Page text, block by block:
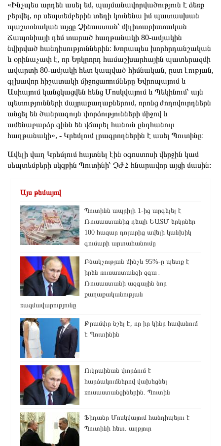
«Ինչպես արդեն ասել եմ, պայմանավորվածություն է ձեռք
բերվել, որ սեպտեմբերին տեղի կունենա իմ պատասխան
պաշտոնական այցը Չինաստան՝ միլիտարիստական
Ճապոնիայի դեմ տարած հաղթանակի 80-ամյակին
նվիրված հանդիսություններին։ Խորապես խորհրդանշական
և օրինաչափ է, որ Երկրորդ համաշխարհային պատերազմի
ավարտի 80-ամյակի հետ կապված հիմնական, ըստ էության,
գլխավոր հիշատակի միջոցառումները Եվրոպայում և
Ասիայում կանցկացվեն հենց Մոսկվայում և Պեկինում՝ այն
պետությունների մայրաքաղաքներում, որոնց ժողովուրդներն
անցել են ծանրագույն փորձությունների միջով և
ամենաբարձր գինն են վճարել հանուն ընդհանուր
հաղթանակի», - Կրեմլում լրագրողներին է ասել Պուտինը։
Ավելի վաղ Կրեմլում հայտնել էին օգոստոսի վերջին կամ
սեպտեմբերի սկզբին Պուտինի՝ ՉԺՀ հնարավոր այցի մասին։
Այս թեմայով
Պուտինն ապրիլի 1-ից արգելել է
Ռուսաստանից դեպի ԵԱՏՄ երկրներ
100 հազար դոլարից ավելի կանխիկ
գումարի արտահանումը
Բնակչության մինչև 95%-ը պետք է
իրեն ռուսաստանցի զգա․
Ռուսաստանի ազգային նոր
քաղաքականության
ռազմավարությունը
Թրամփը նշել է, որ իր կինը հավանում
է Պուտինին
Ուկրաինան փորձում է
հարձակումներով վախեցնել
ռուսաստանցիներին. Պուտին
Ֆիդանը Մոսկվայում հանդիպելու է
Պուտինի հետ. աղբյուր